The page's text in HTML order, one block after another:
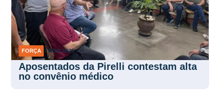
FORÇA 7 AGO 2026
Aposentados da Pirelli contestam alta
no convênio médico